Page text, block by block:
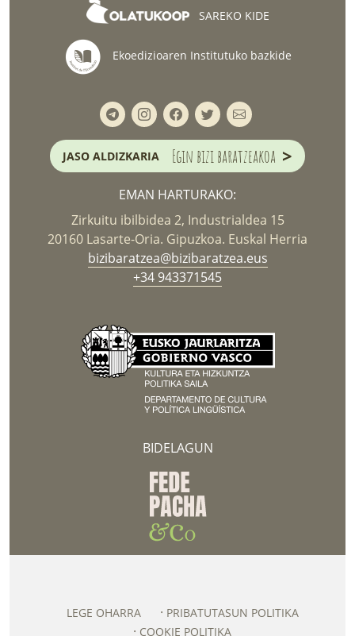
SAREKO KIDE
Ekoedizioaren Institutuko bazkide
JASO ALDIZKARIA Egin bizi baratzeakoa >
EMAN HARTURAKO:
Zirkuitu ibilbidea 2, Industrialdea 15
20160 Lasarte-Oria. Gipuzkoa. Euskal Herria
bizibaratzea@bizibaratzea.eus
+34 943371545
BIDELAGUN
LEGE OHARRA
PRIBATUTASUN POLITIKA
COOKIE POLITIKA